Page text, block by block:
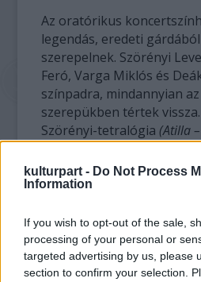
kulturpart - Do Not Process
Information
If you wish to opt-out of the sale,
processing of your personal or
targeted advertising by us, please
section to confirm your selection.
Az oratórikus
legendás, eredeti
szerepelnek. Szörényi
Feró, Varga Miklós és
színpadra, mindannyian
szerepükben tértek
Szörényi-tetralógia (Atilla
ezúttal Koppány szerepét
további főbb szerepekben
alakító Csemer Boggie,
és Kocsis Tibor látható és
rendező, Novák Péter is